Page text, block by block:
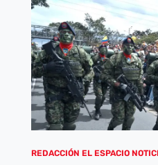
REDACCIÓN EL ESPACIO